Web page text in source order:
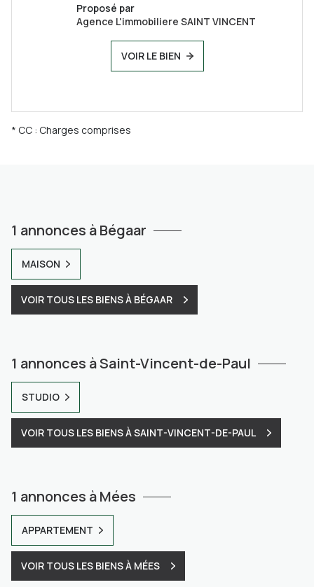
Proposé par
Agence L'immobiliere SAINT VINCENT
VOIR LE BIEN
* CC : Charges comprises
1 annonces à Bégaar
MAISON
VOIR TOUS LES BIENS À BÉGAAR
1 annonces à Saint-Vincent-de-Paul
STUDIO
VOIR TOUS LES BIENS À SAINT-VINCENT-DE-PAUL
1 annonces à Mées
APPARTEMENT
VOIR TOUS LES BIENS À MÉES